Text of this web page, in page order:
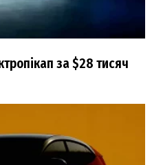
за $28 тисяч